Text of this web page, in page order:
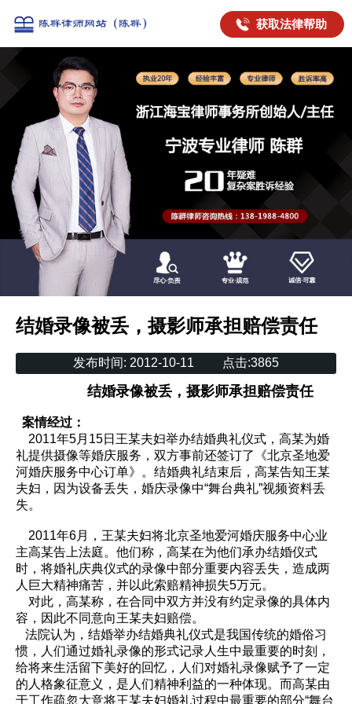
获取法律帮助
结婚录像被丢，摄影师承担赔偿责任
发布时间: 2012-10-11 点击:3865
结婚录像被丢，摄影师承担赔偿责任
案情经过：
2011年5月15日王某夫妇举办结婚典礼仪式，高某为婚
礼提供摄像等婚庆服务，双方事前还签订了《北京圣地爱
河婚庆服务中心订单》。结婚典礼结束后，高某告知王某
夫妇，因为设备丢失，婚庆录像中“舞台典礼”视频资料丢
失。
2011年6月，王某夫妇将北京圣地爱河婚庆服务中心业
主高某告上法庭。他们称，高某在为他们承办结婚仪式
时，将婚礼庆典仪式的录像中部分重要内容丢失，造成两
人巨大精神痛苦，并以此索赔精神损失5万元。
对此，高某称，在合同中双方并没有约定录像的具体内
容，因此不同意向王某夫妇赔偿。
法院认为，结婚举办结婚典礼仪式是我国传统的婚俗习
惯，人们通过婚礼录像的形式记录人生中最重要的时刻，
给将来生活留下美好的回忆，人们对婚礼录像赋予了一定
的人格象征意义，是人们精神利益的一种体现。而高某由
于工作疏忽大意将王某夫妇婚礼过程中最重要的部分“舞台